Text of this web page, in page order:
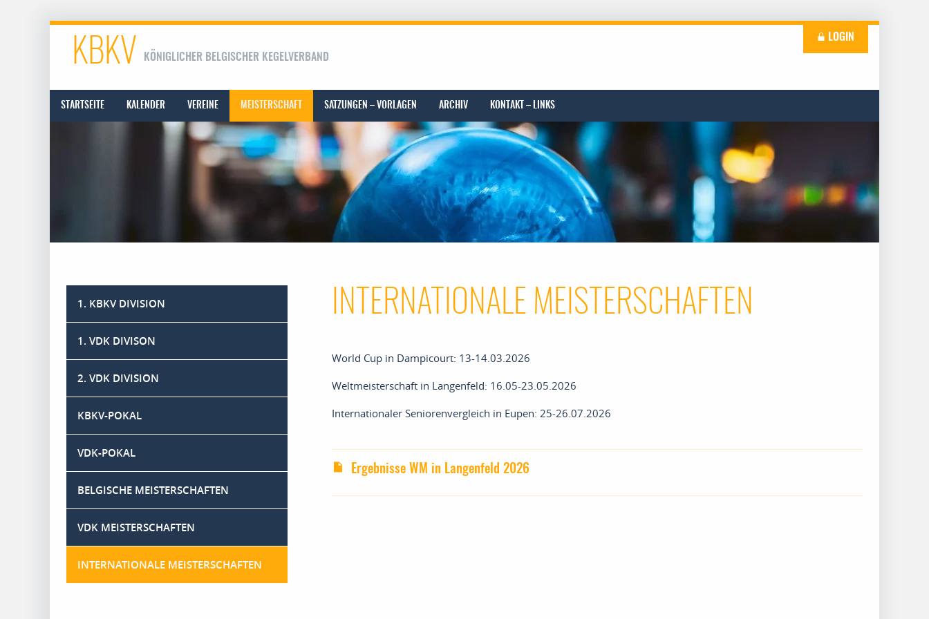
KBKV KÖNIGLICHER BELGISCHER KEGELVERBAND
LOGIN
STARTSEITE KALENDER VEREINE MEISTERSCHAFT SATZUNGEN – VORLAGEN ARCHIV KONTAKT – LINKS
1. KBKV DIVISION
1. VDK DIVISON
2. VDK DIVISION
KBKV-POKAL
VDK-POKAL
BELGISCHE MEISTERSCHAFTEN
VDK MEISTERSCHAFTEN
INTERNATIONALE MEISTERSCHAFTEN
INTERNATIONALE MEISTERSCHAFTEN
World Cup in Dampicourt: 13-14.03.2026
Weltmeisterschaft in Langenfeld: 16.05-23.05.2026
Internationaler Seniorenvergleich in Eupen: 25-26.07.2026
Ergebnisse WM in Langenfeld 2026